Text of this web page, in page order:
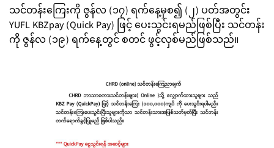
သင်တန်းကြေးကို ဇွန်လ (၁၇) ရက်နေ့မှစ၍ (၂) ပတ်အတွင်း
YUFL KBZpay (Quick Pay) ဖြင့် ပေးသွင်းရမည်ဖြစ်ပြီး သင်တန်း
ကို ဇွန်လ (၁၉) ရက်နေ့တွင် စတင် ဖွင့်လှစ်မည်ဖြစ်သည်။